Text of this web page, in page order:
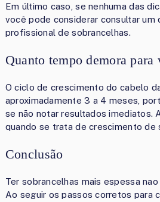
Em último caso, se nenhuma das
você pode considerar consultar um
profissional de sobrancelhas.
Quanto tempo demora para
O ciclo de crescimento do cabelo
aproximadamente 3 a 4 meses,
se não notar resultados imediatos.
quando se trata de crescimento de
Conclusão
Ter sobrancelhas mais espessa
Ao seguir os passos corretos para